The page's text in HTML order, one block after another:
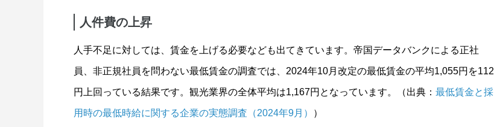
人件費の上昇
人手不足に対しては、賃金を上げる必要なども出てきています。帝国データバンクによる正社
員、非正規社員を問わない最低賃金の調査では、2024年10月改定の最低賃金の平均1,055円を112
円上回っている結果です。観光業界の全体平均は1,167円となっています。（出典： 最低賃金と採
用時の最低時給に関する企業の実態調査（2024年9月） ）